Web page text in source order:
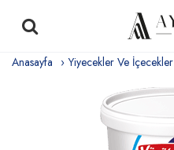
Anasayfa Yiyecekler Ve İçecekler